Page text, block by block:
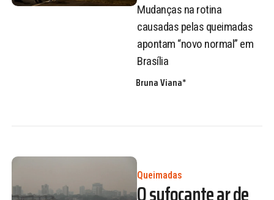
Mudanças na rotina
causadas pelas queimadas
apontam “novo normal” em
Brasília
Bruna Viana*
Queimadas